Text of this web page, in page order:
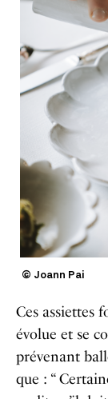
© Joann Pai
Ces assiettes
évolue et se
prévenant
que : “